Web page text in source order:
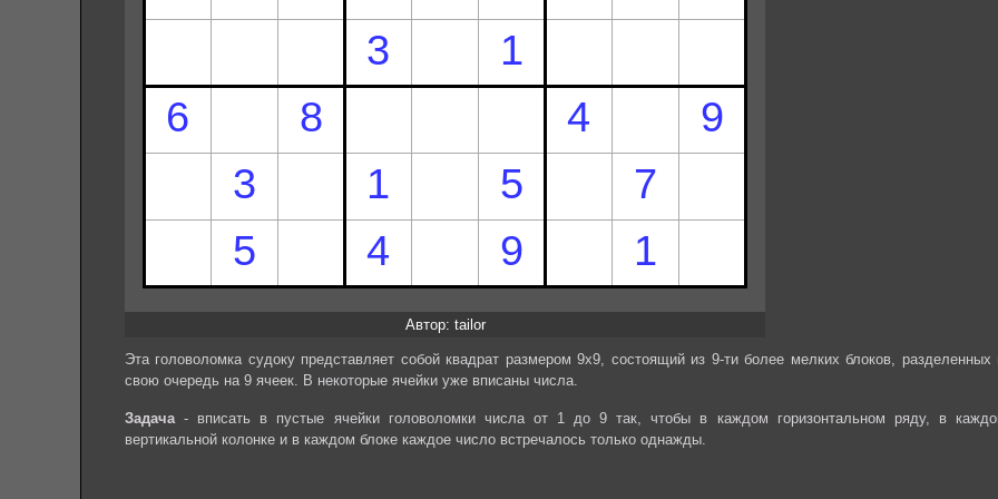
Автор: tailor
Эта головоломка судоку представляет собой квадрат размером 9х9, состоящий из 9-ти более мелких блоков, разделенных
свою очередь на 9 ячеек. В некоторые ячейки уже вписаны числа.
Задача- вписать в пустые ячейки головоломки числа от 1 до 9 так, чтобы в каждом горизонтальном ряду, в
вертикальной колонке и в каждом блоке каждое число встречалось только однажды.